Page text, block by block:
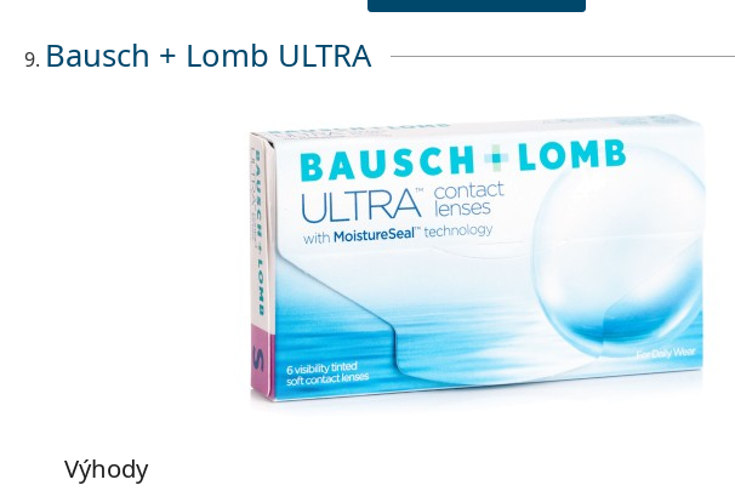
Bausch + Lomb ULTRA
Výhody